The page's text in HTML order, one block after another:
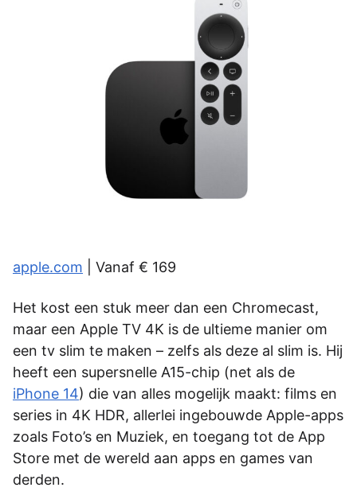
apple.com | Vanaf € 169
Het kost een stuk meer dan een Chromecast,
maar een Apple TV 4K is de ultieme manier om
een tv slim te maken – zelfs als deze al slim is. Hij
heeft een supersnelle A15-chip (net als de
iPhone 14) die van alles mogelijk maakt: films en
series in 4K HDR, allerlei ingebouwde Apple-apps
zoals Foto’s en Muziek, en toegang tot de App
Store met de wereld aan apps en games van
derden.